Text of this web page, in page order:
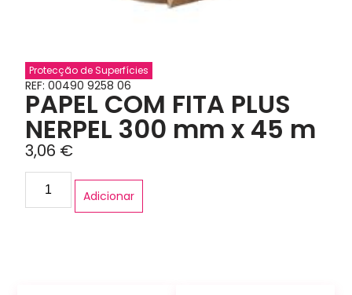
Protecção de Superfícies
REF: 00490 9258 06
PAPEL COM FITA PLUS
NERPEL 300 mm x 45 m
3,06 €
Adicionar